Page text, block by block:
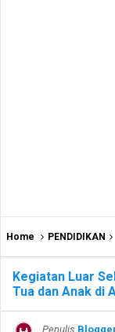
Home PENDIDIKAN
Kegiatan Luar
Tua dan Anak di
Penulis